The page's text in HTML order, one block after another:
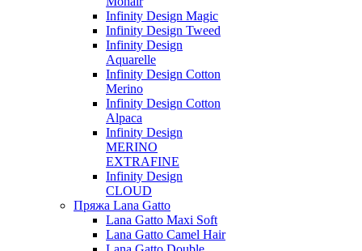
Infinity Design Magic
Infinity Design Tweed
Infinity Design
Aquarelle
Infinity Design Cotton
Merino
Infinity Design Cotton
Alpaca
Infinity Design
MERINO
EXTRAFINE
Infinity Design
CLOUD
Пряжа Lana Gatto
Lana Gatto Maxi Soft
Lana Gatto Camel Hair